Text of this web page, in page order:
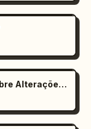
Póster de Seminário Informativo sobre Alterações Climáticas